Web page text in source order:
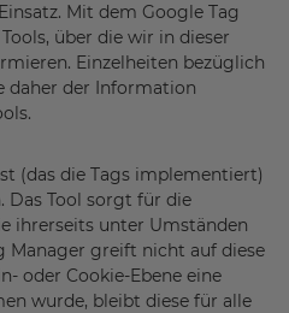
Mit dem Google Tag
über die wir in dieser
Einzelheiten bezüglich
daher der Information
(das die Tags implementiert)
Das Tool sorgt für die
ihrerseits unter Umständen
Manager greift nicht auf diese
oder Cookie-Ebene eine
wurde, bleibt diese für alle